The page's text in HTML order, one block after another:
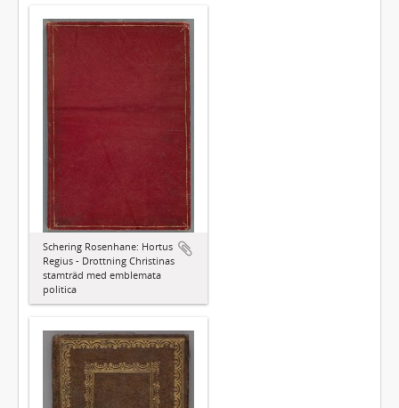
Schering Rosenhane: Hortus
Regius - Drottning Christinas
stamträd med emblemata
politica